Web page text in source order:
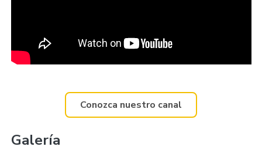
Conozca nuestro canal
Galería